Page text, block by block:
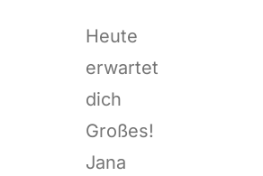
Heute
erwartet
dich
Großes!
Jana